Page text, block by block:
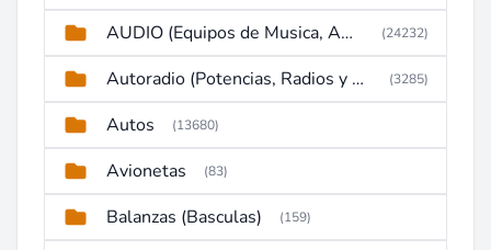
AUDIO (Equipos de Musica, Amplificadores, Reproductores, Etc) (24232)
Autoradio (Potencias, Radios y DVD) (3285)
Autos (13680)
Avionetas (83)
Balanzas (Basculas) (159)